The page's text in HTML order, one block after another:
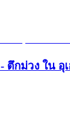
ตึกม่วง ใน